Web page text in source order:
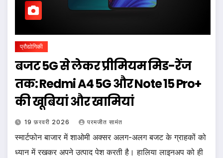
प्रौद्योगिकी
बजट 5G से लेकर प्रीमियम मिड-रेंज
तक: Redmi A4 5G और Note 15 Pro+
की खूबियां और खामियां
19 फ़रवरी 2026 परमजीत सामंत
स्मार्टफोन बाजार में शाओमी अक्सर अलग-अलग बजट के ग्राहकों को
ध्यान में रखकर अपने उत्पाद पेश करती है। हालिया लाइनअप को ही